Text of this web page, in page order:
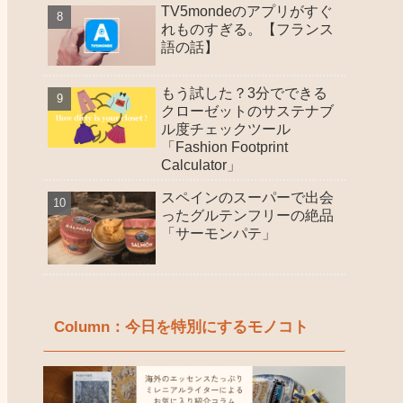
TV5mondeのアプリがすぐ
れものすぎる。【フランス
語の話】
もう試した？3分でできる
クローゼットのサステナブ
ル度チェックツール
「Fashion Footprint
Calculator」
スペインのスーパーで出会
ったグルテンフリーの絶品
「サーモンパテ」
Column：今日を特別にするモノコト